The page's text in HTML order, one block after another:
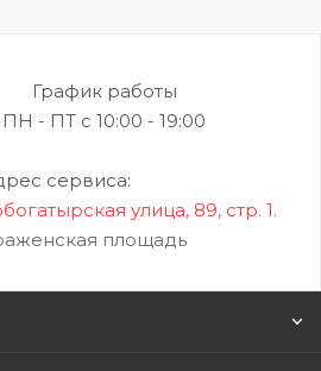
График работы
ПН - ПТ с 10:00 - 19:00
сервиса:
улица, 89, стр. 1.
площадь